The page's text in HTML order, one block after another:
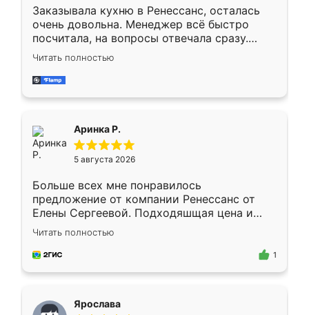
Заказывала кухню в Ренессанс, осталась
очень довольна. Менеджер всё быстро
посчитала, на вопросы отвечала сразу.
Замерщик приехал в субботу, подошёл к
делу со всей ответственностью. Собрали
за день, ребята работали аккуратно, даже
Читать полностью
Аринка Р.
5 августа 2026
Больше всех мне понравилось
предложение от компании Ренессанс от
Елены Сергеевой. Подходяшщая цена и
короткие сроки изготовления. Приехавший
для замера сотрудник Владислав
предложил по моему эскизу самый
Читать полностью
1
Ярослава